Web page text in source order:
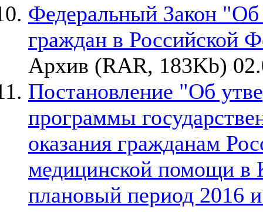
Федеральный Закон "Об
граждан в Российской
Архив (RAR, 183Kb)
Постановление "Об
программы
оказания гражданам
медицинской помощи в
плановый период 2016